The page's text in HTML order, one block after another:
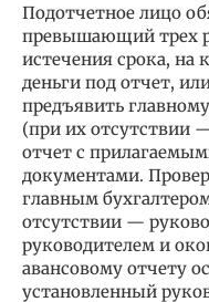
Подотчетное лицо
превышающий трех
истечения срока,
деньги под отчет,
предъявить
(при их отсутствии
отчет с
документами.
главным
отсутствии —
руководителем и
авансовому отчету
установленный